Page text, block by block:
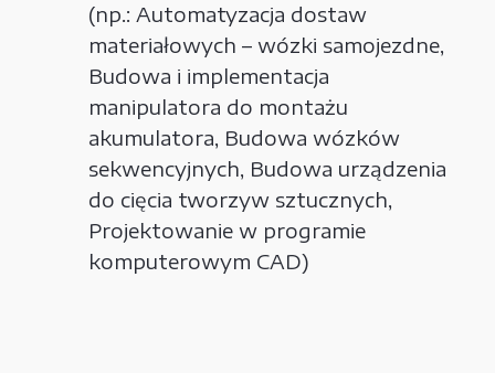
(np.: Automatyzacja dostaw
materiałowych – wózki samojezdne,
Budowa i implementacja
manipulatora do montażu
akumulatora, Budowa wózków
sekwencyjnych, Budowa urządzenia
do cięcia tworzyw sztucznych,
Projektowanie w programie
komputerowym CAD)